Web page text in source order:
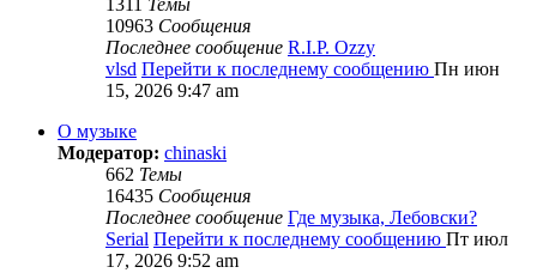
1311 Темы
10963 Сообщения
Последнее сообщение R.I.P. Ozzy
vlsd Перейти к последнему сообщению Пн июн
15, 2026 9:47 am
О музыке
Модератор: chinaski
662 Темы
16435 Сообщения
Последнее сообщение Где музыка, Лебовски?
Serial Перейти к последнему сообщению Пт июл
17, 2026 9:52 am